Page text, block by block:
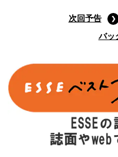
次回予告
バッ